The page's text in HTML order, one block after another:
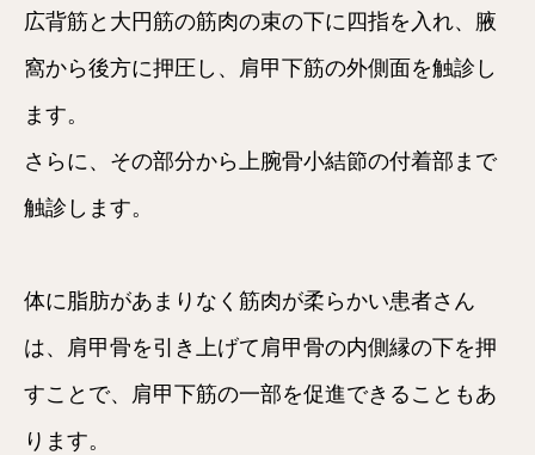
広背筋と大円筋の筋肉の束の下に四指を入れ、腋
窩から後方に押圧し、肩甲下筋の外側面を触診し
ます。
さらに、その部分から上腕骨小結節の付着部まで
触診します。
体に脂肪があまりなく筋肉が柔らかい患者さん
は、肩甲骨を引き上げて肩甲骨の内側縁の下を押
すことで、肩甲下筋の一部を促進できることもあ
ります。